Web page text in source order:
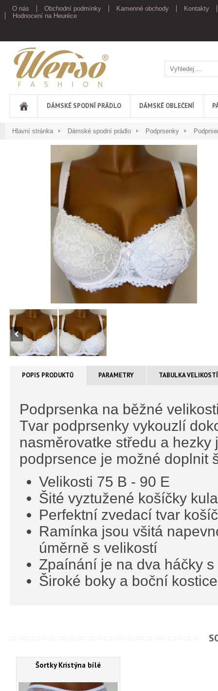
O nás Obchodní podmínky Kamenné obchody
Kontakty
Hodnocení na Heuréce
Werso
DÁMSKÉ SPODNÍ PRÁDLO DÁMSKÉ OBLEČENÍ
Hlavní stránka Dámské spodní prádlo Podprsenky
POPIS PRODUKTŮ PARAMETRY TABULKA
Podprsenka na běžné
Tvar podprsenky vykouzlí
nasměrovatke středu a
podprsence je možné doplnit
Velikosti 75 B - 90 E
Šité vyztužené košíčky
Perfektní zvedací tvar
Ramínka jsou všitá
úměrně s velikostí
Zpaínání je na dva háčky
Široké boky a boční
Šortky Kristýna bílé